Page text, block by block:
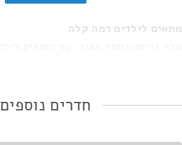
מתאים לילדים רמה קלה
חדרים נוספים